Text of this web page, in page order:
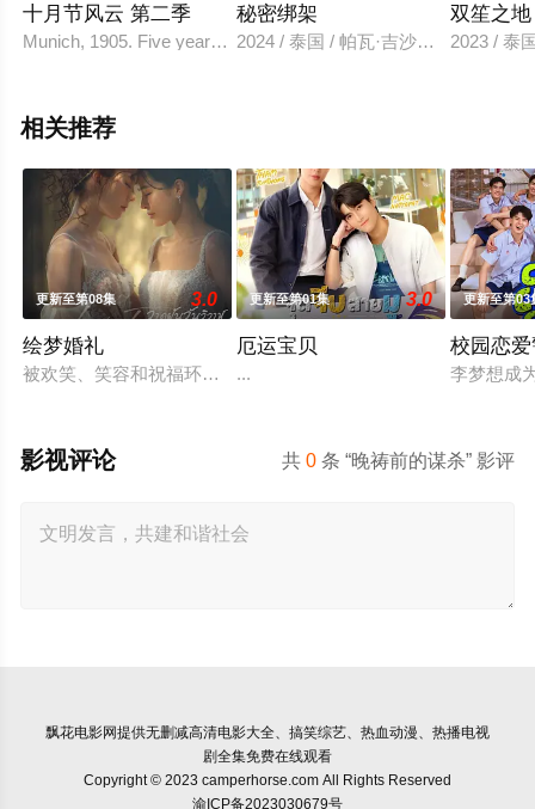
十月节风云 第二季
Munich, 1905. Five years after the events of the first season, the
秘密绑架
2024 / 泰国 / 帕瓦·吉沙晚迪
双笙之地
2023 / 泰
相关推荐
更新至第08集 3.0
绘梦婚礼
被欢笑、笑容和祝福环绕的婚礼仅仅是爱情生活的起点。未来还
更新至第01集 3.0
厄运宝贝
...
更新至第03
校园恋
李梦想成
共0 条 “晚祷前的谋杀” 影评
影视评论
飘花电影网提供无删减高清电影大全、搞笑综艺、热血动漫、热播电视
剧全集免费在线观看
Copyright © 2023 camperhorse.com All Rights Reserved
渝ICP备2023030679号